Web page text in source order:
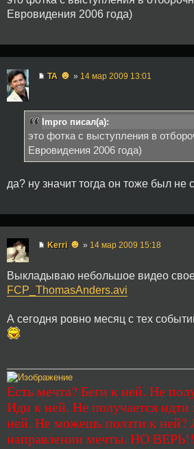
Евровидения 2006 года)
TA ☻ » 14 мар 2009 13:01
Impro писал(а):
это фотка с выступления в
Евровидения 2006 года)
да? ну значит тогда он тоже был не
Kerri ☻ » 14 мар 2009 15:18
Выкладываю небольшое видео
FCP_ThomasAnders.avi
А сегодня ровно месяц с тех
Есть мечта? Беги к ней. Не
Иди к ней. Не получается
ней. Не можешь ползти к ней?
направлении мечты. НО